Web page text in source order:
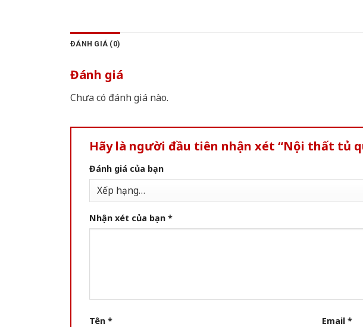
ĐÁNH GIÁ (0)
Đánh giá
Chưa có đánh giá nào.
Hãy là người đầu tiên nhận xét “Nội thất tủ
Đánh giá của bạn
Nhận xét của bạn *
Tên * Email *